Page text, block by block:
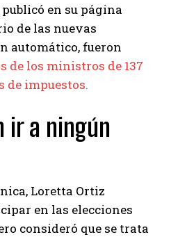
en su página
de las nuevas
automático, fueron
de los ministros de 137
de impuestos.
ir a ningún
Loretta Ortiz
en las elecciones
consideró que se trata